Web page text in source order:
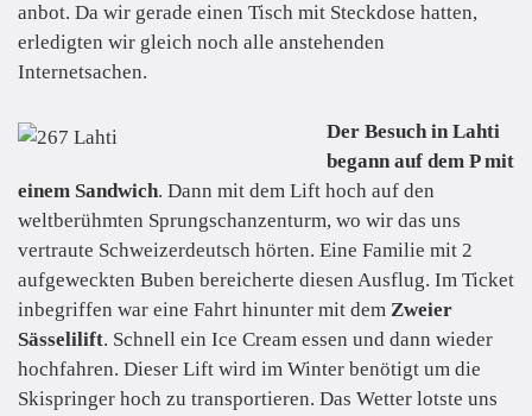
anbot. Da wir gerade einen Tisch mit Steckdose hatten,
erledigten wir gleich noch alle anstehenden
Internetsachen.
Der Besuch in Lahti
begann auf dem P mit
einem Sandwich. Dann mit dem Lift hoch auf den
weltberühmten Sprungschanzenturm, wo wir das uns
vertraute Schweizerdeutsch hörten. Eine Familie mit 2
aufgeweckten Buben bereicherte diesen Ausflug. Im Ticket
inbegriffen war eine Fahrt hinunter mit dem Zweier
Sässelilift. Schnell ein Ice Cream essen und dann wieder
hochfahren. Dieser Lift wird im Winter benötigt um die
Skispringer hoch zu transportieren. Das Wetter lotste uns